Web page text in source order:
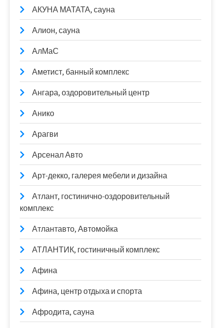
АКУНА МАТАТА, сауна
Алион, сауна
АлМаС
Аметист, банный комплекс
Ангара, оздоровительный центр
Анико
Арагви
Арсенал Авто
Арт-декко, галерея мебели и дизайна
Атлант, гостинично-оздоровительный
комплекс
Атлантавто, Автомойка
АТЛАНТИК, гостиничный комплекс
Афина
Афина, центр отдыха и спорта
Афродита, сауна